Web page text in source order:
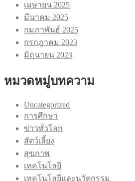
เมษายน 2025
มีนาคม 2025
กุมภาพันธ์ 2025
กรกฎาคม 2023
มิถุนายน 2023
หมวดหมู่บทความ
Uncategorized
การศึกษา
ข่าวทั่วโลก
สัตว์เลี้ยง
สุขภาพ
เทคโนโลยี
เทคโนโลยีและนวัตกรรม